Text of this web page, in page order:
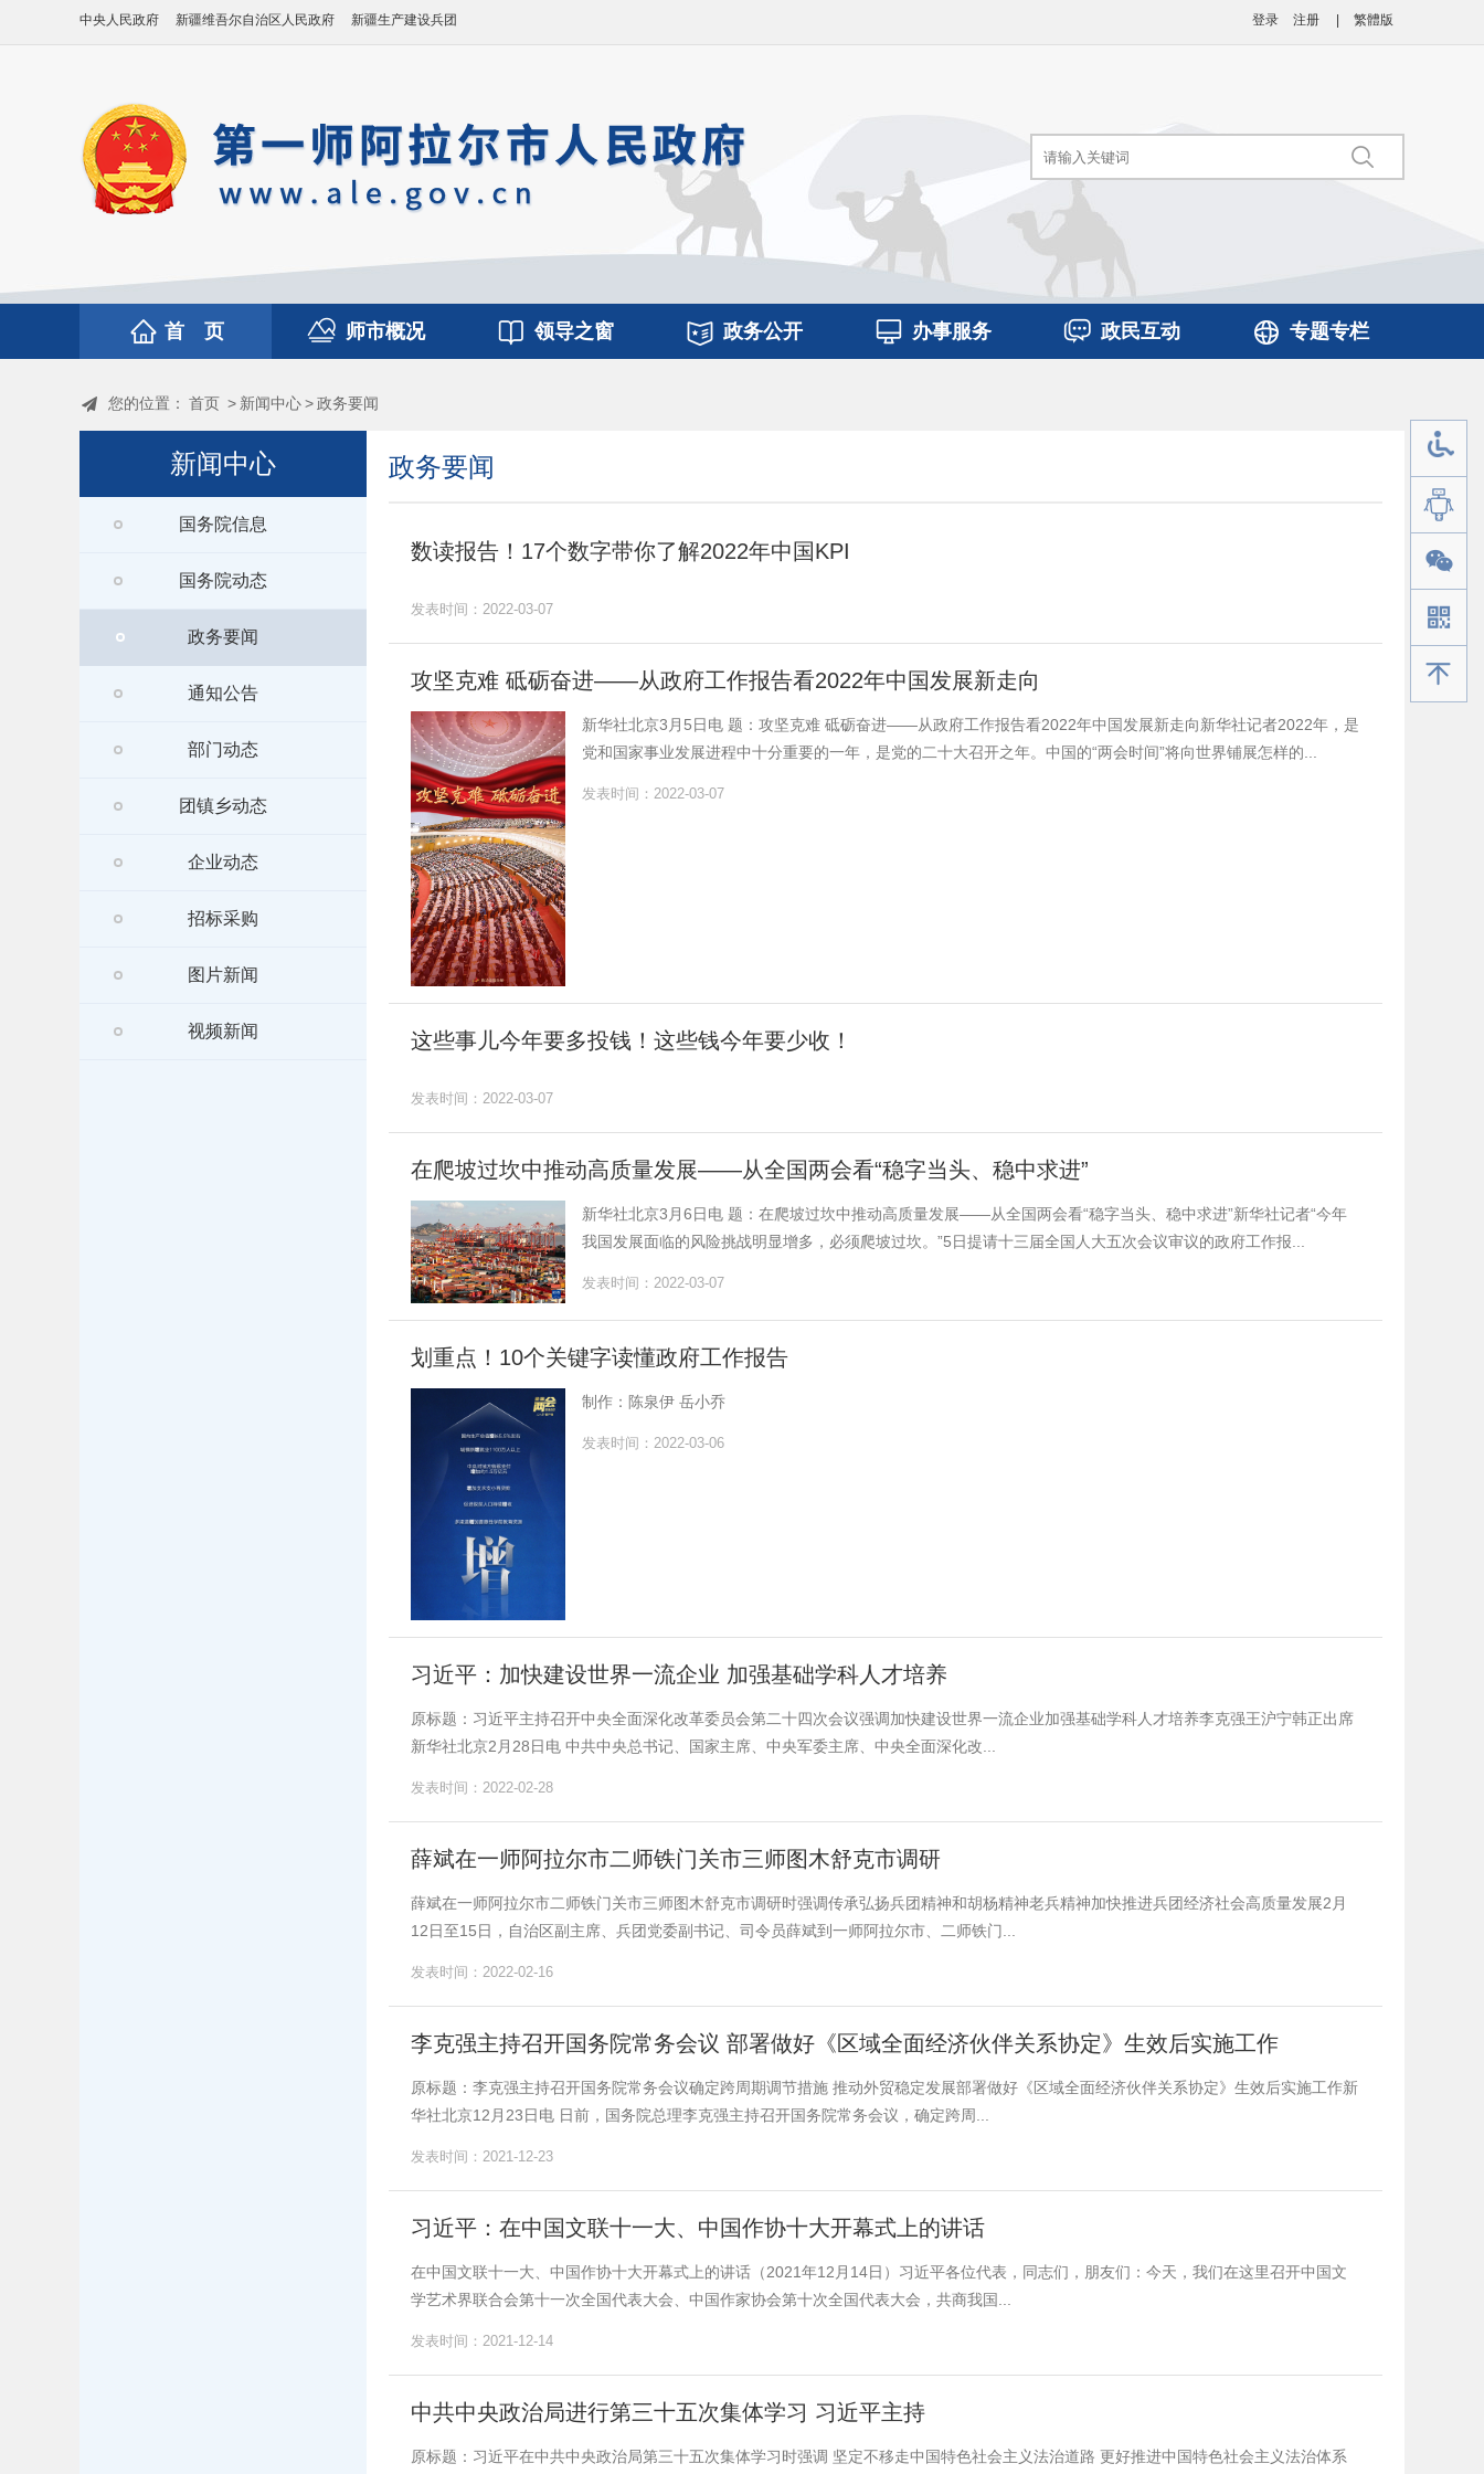
登录 注册 繁體版
中央人民政府 新疆维吾尔自治区人民政府 新疆生产建设兵团
首 页 师市概况 领导之窗 政务公开 办事服务 政民互动 专题专栏
您的位置： 首页 > 新闻中心>政务要闻
新闻中心
国务院信息
国务院动态
政务要闻
通知公告
部门动态
团镇乡动态
企业动态
招标采购
图片新闻
视频新闻
政务要闻
数读报告！17个数字带你了解2022年中国KPI
发表时间：2022-03-07
攻坚克难 砥砺奋进——从政府工作报告看2022年中国发展新走向
新华社北京3月5日电 题：攻坚克难 砥砺奋进——从政府工作报告看2022年中国发展新走向新华社记者2022年，是
党和国家事业发展进程中十分重要的一年，是党的二十大召开之年。中国的“两会时间”将向世界铺展怎样的...
发表时间：2022-03-07
这些事儿今年要多投钱！这些钱今年要少收！
发表时间：2022-03-07
在爬坡过坎中推动高质量发展——从全国两会看“稳字当头、稳中求进”
新华社北京3月6日电 题：在爬坡过坎中推动高质量发展——从全国两会看“稳字当头、稳中求进”新华社记者“今年
我国发展面临的风险挑战明显增多，必须爬坡过坎。”5日提请十三届全国人大五次会议审议的政府工作报...
发表时间：2022-03-07
划重点！10个关键字读懂政府工作报告
制作：陈泉伊 岳小乔
发表时间：2022-03-06
习近平：加快建设世界一流企业 加强基础学科人才培养
原标题：习近平主持召开中央全面深化改革委员会第二十四次会议强调加快建设世界一流企业加强基础学科人才培养李克强王沪宁韩正出席
新华社北京2月28日电 中共中央总书记、国家主席、中央军委主席、中央全面深化改...
发表时间：2022-02-28
薛斌在一师阿拉尔市二师铁门关市三师图木舒克市调研
薛斌在一师阿拉尔市二师铁门关市三师图木舒克市调研时强调传承弘扬兵团精神和胡杨精神老兵精神加快推进兵团经济社会高质量发展2月
12日至15日，自治区副主席、兵团党委副书记、司令员薛斌到一师阿拉尔市、二师铁门...
发表时间：2022-02-16
李克强主持召开国务院常务会议 部署做好《区域全面经济伙伴关系协定》生效后实施工作
原标题：李克强主持召开国务院常务会议确定跨周期调节措施 推动外贸稳定发展部署做好《区域全面经济伙伴关系协定》生效后实施工作新
华社北京12月23日电 日前，国务院总理李克强主持召开国务院常务会议，确定跨周...
发表时间：2021-12-23
习近平：在中国文联十一大、中国作协十大开幕式上的讲话
在中国文联十一大、中国作协十大开幕式上的讲话（2021年12月14日）习近平各位代表，同志们，朋友们：今天，我们在这里召开中国文
学艺术界联合会第十一次全国代表大会、中国作家协会第十次全国代表大会，共商我国...
发表时间：2021-12-14
中共中央政治局进行第三十五次集体学习 习近平主持
原标题：习近平在中共中央政治局第三十五次集体学习时强调 坚定不移走中国特色社会主义法治道路 更好推进中国特色社会主义法治体系
手机版